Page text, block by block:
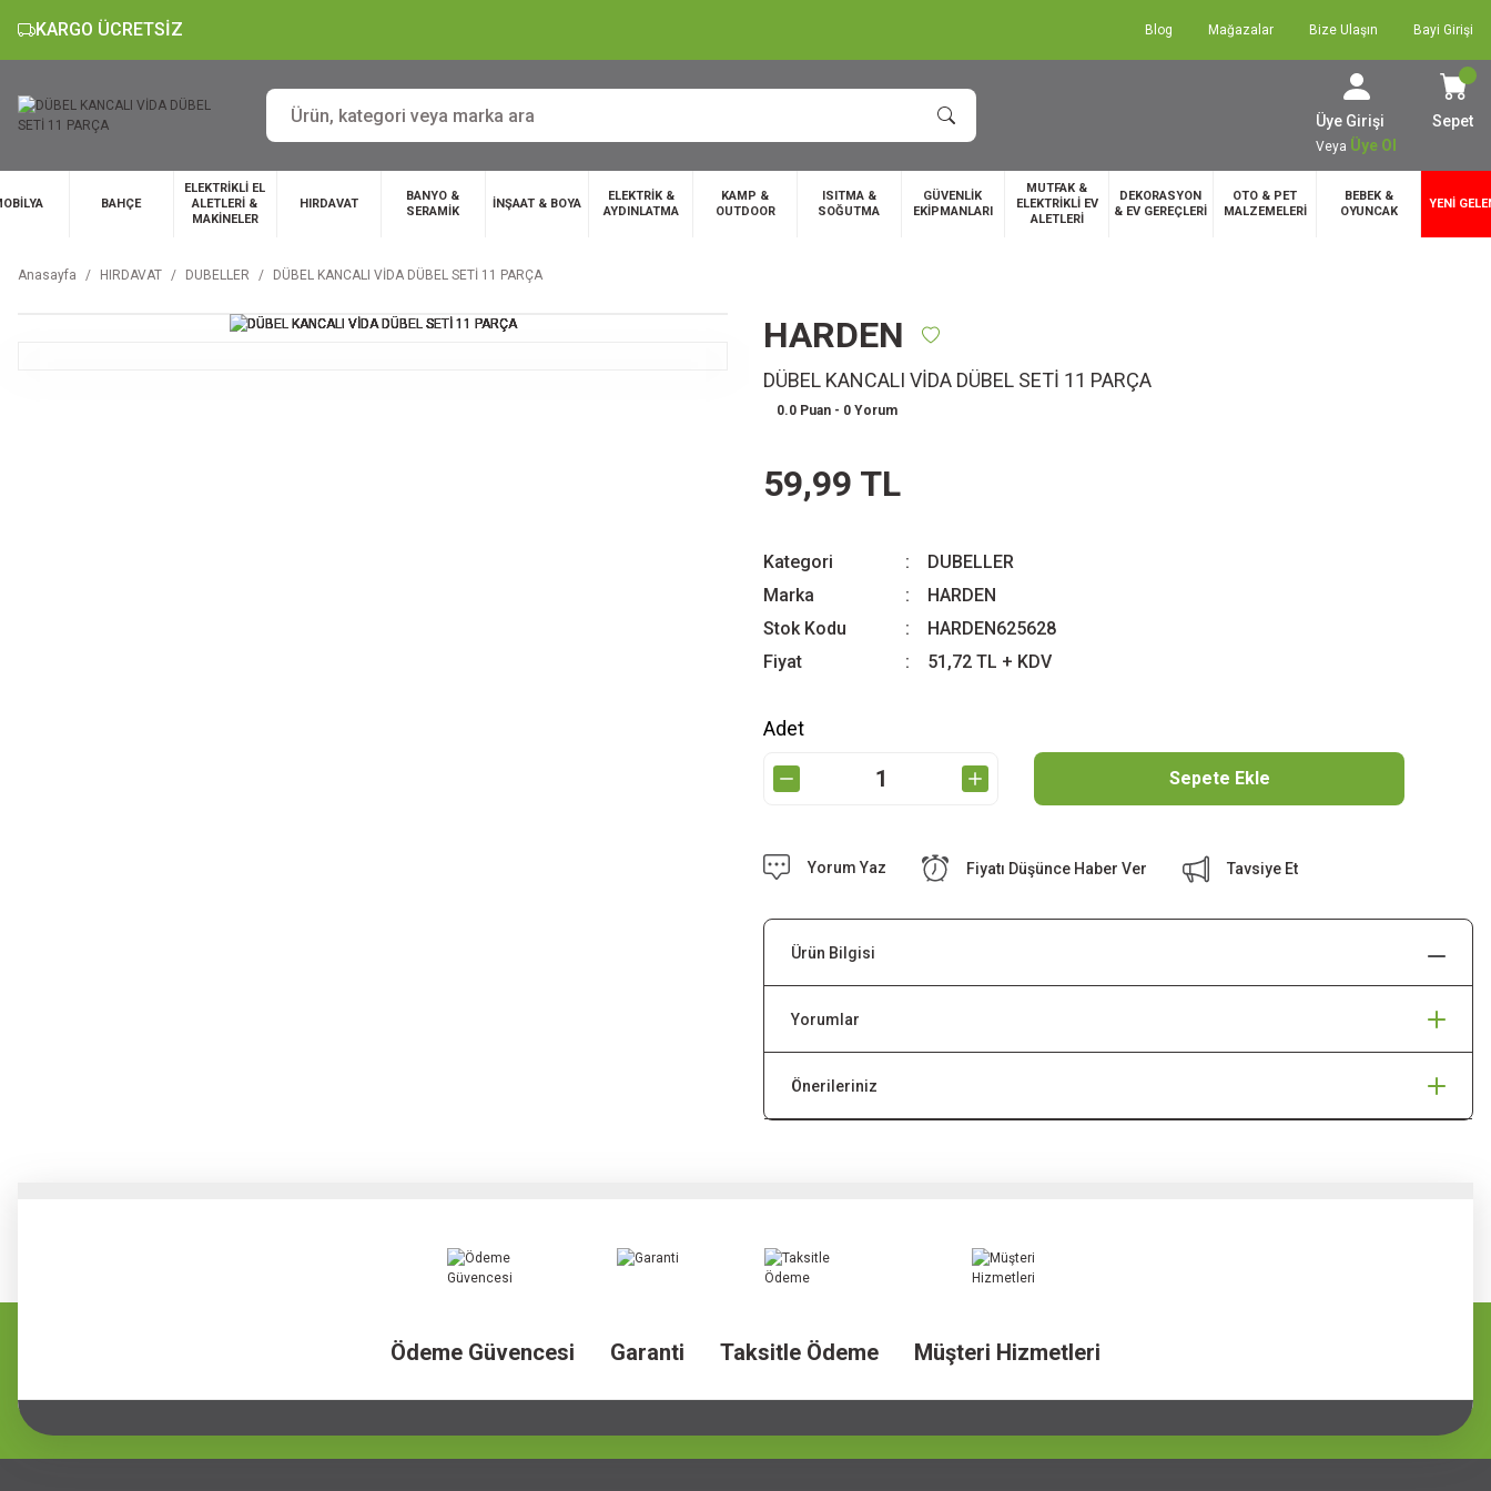
KARGO ÜCRETSİZ Blog Mağazalar Bize Ulaşın Bayi Girişi
Üye Girişi
Veya Üye Ol
Sepet
BAHÇE
ELEKTRİKLİ EL
ALETLERİ &
MAKİNELER
HIRDAVAT
BANYO &
SERAMİK
İNŞAAT & BOYA
ELEKTRİK &
AYDINLATMA
KAMP &
OUTDOOR
ISITMA &
SOĞUTMA
GÜVENLİK
EKİPMANLARI
MUTFAK &
ELEKTRİKLİ EV
ALETLERİ
DEKORASYON
& EV GEREÇLERİ
OTO & PET
MALZEMELERİ
BEBEK &
OYUNCAK
YENİ
Anasayfa HIRDAVAT DUBELLER DÜBEL KANCALI VİDA DÜBEL SETİ 11 PARÇA
HARDEN
DÜBEL KANCALI VİDA DÜBEL SETİ 11 PARÇA
0.0 Puan - 0 Yorum
59,99 TL
Kategori
DUBELLER
Marka
HARDEN
Stok Kodu
HARDEN625628
Fiyat
51,72 TL + KDV
Adet
Sepete Ekle
Yorum Yaz Fiyatı Düşünce Haber Ver Tavsiye Et
Ürün Bilgisi
Yorumlar
Önerileriniz
Ödeme Güvencesi Garanti Taksitle Ödeme Müşteri Hizmetleri